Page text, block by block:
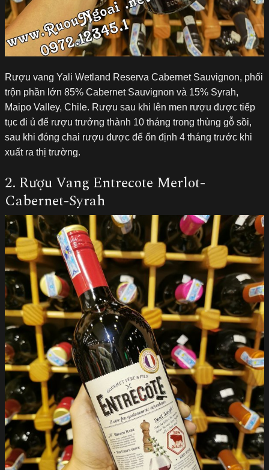
Rượu vang Yali Wetland Reserva Cabernet Sauvignon, phối
trộn phần lớn 85% Cabernet Sauvignon và 15% Syrah,
Maipo Valley, Chile. Rượu sau khi lên men rượu được tiếp
tục đi ủ để rượu trưởng thành 10 tháng trong thùng gỗ sồi,
sau khi đóng chai rượu được để ổn định 4 tháng trước khi
xuất ra thị trường.
2. Rượu Vang Entrecote Merlot-
Cabernet-Syrah